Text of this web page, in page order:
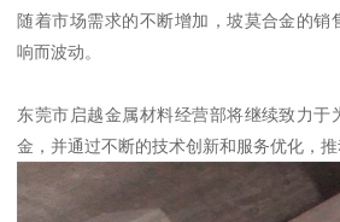
随着市场需求的不断增加，坡莫合金的销
响而波动。
东莞市启越金属材料经营部将继续致力于
金，并通过不断的技术创新和服务优化，推